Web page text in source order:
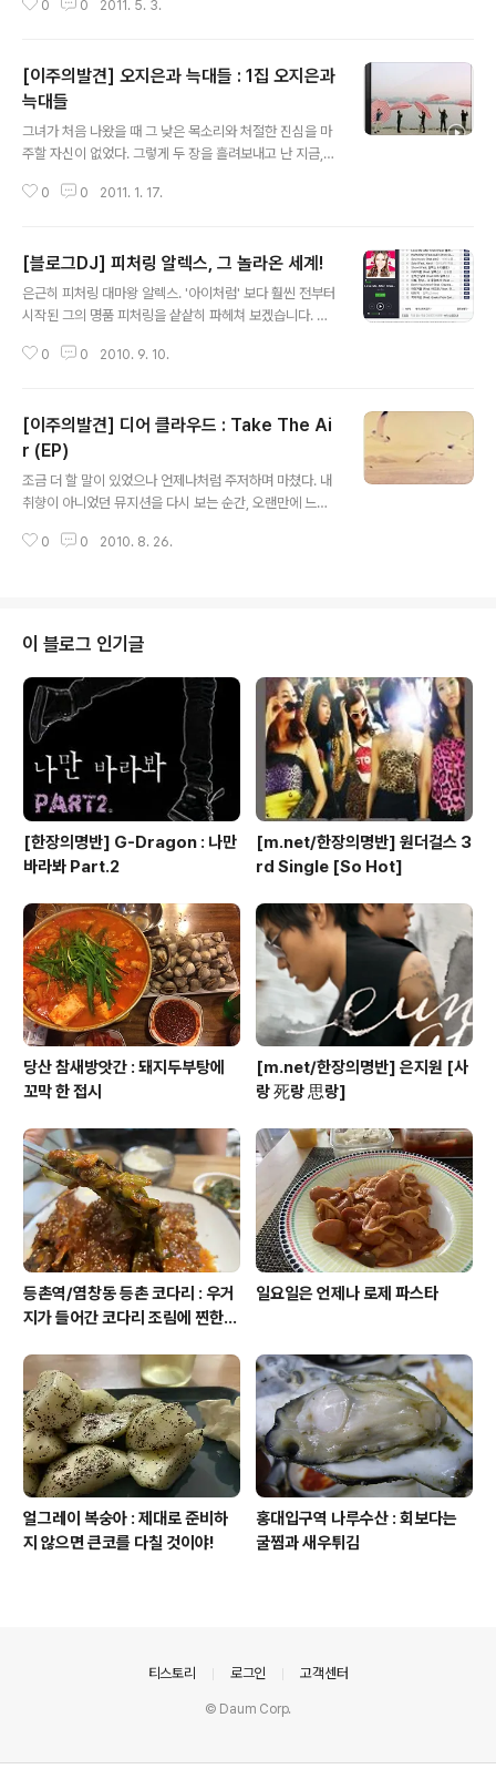
--------------------------------------- 3월 5주,
까. 소질이 있는 경우라면 천재 연주자나 작곡가, 보컬리스
트로 나타날 수 있고, 반대로 소질이 없다면 학업 강도를 늘
려 방송 프로듀서나 언론 기자의 자격으로 음악과 뮤지션
을 접할 수 있을 것이다. 오늘 소개할 곰PD의 현업은 KBS
0 0 2011. 5. 3.
[이주의발견] 오지은과 늑대들 : 1집 오지은과
늑대들
그녀가 처음 나왔을 때 그 낮은 목소리와 처절한 진심을 마
주할 자신이 없었다. 그렇게 두 장을 흘려보내고 난 지금,
에 과거로 거슬러 올라가니 외롭지도 힘들지도 않구나. htt
-----------------------------------------------
-------- 1월 1주, 이 주의 발견 - 국내 : 오지은과 늑대들
[1집 오지은과 늑대들] 새해 첫 주의 유력한 국내앨범 후보
의 미니앨범이었다. 인디와 아이돌, 가요계의..
0 0 2011. 1. 17.
[블로그DJ] 피처링 알렉스, 그 놀라온 세계!
은근히 피처링 대마왕 알렉스. '아이처럼' 보다 훨씬 전부터
시작된 그의 명품 피처링을 샅샅히 파헤쳐 보겠습니다. 고
m/double_deck (이미지에요 이미지;;;) 1. m-flo - Lov
목 참... ㅋㅋ 보아, 휘성, 재중&유천 등 한국 아티스트와 은
근히 많이 했던 엠플로. 보아 이후에 가장 흥겹고 양쪽 모두
에게 잘 어울리는 곡이 아닐까 싶어요. 능통한 영어가 아닌
한국어 가사가 들렸을 때의 그 감격 또한~ (얼쑤!) 2. Free
TEMPO - HARMONY(feat. Alex) 4th sin..
0 0 2010. 9. 10.
[이주의발견] 디어 클라우드 : Take The Ai
r (EP)
조금 더 할 말이 있었으나 언제나처럼 주저하며 마쳤다. 내
취향이 아니었던 뮤지션을 다시 보는 순간, 오랜만에 느껴
ndex.nhn?startDate=20100826 ----------------
라는 키워드로 그들을 소개하지만 크게 공감할 수 없었던
것은, 살아가면서 겪는 괴로움의 수만큼 치유법도 다양하
기 때문일 것이다. 그들의 음악은 함께 바닥을 치기에는 좋
았지만, 그 전에 수면 위로 오르고 싶었던..
0 0 2010. 8. 26.
이 블로그 인기글
[한장의명반] G-Dragon : 나만
바라봐 Part.2
[m.net/한장의명반] 원더걸스 3
rd Single [So Hot]
당산 참새방앗간 : 돼지두부탕에
꼬막 한 접시
[m.net/한장의명반] 은지원 [사
랑 死랑 思랑]
등촌역/염창동 등촌 코다리 : 우거
지가 들어간 코다리 조림에 찐한
일요일은 언제나 로제 파스타
얼그레이 복숭아 : 제대로 준비하
지 않으면 큰코를 다칠 것이야!
홍대입구역 나루수산 : 회보다는
굴찜과 새우튀김
티스토리 로그인 고객센터
© Daum Corp.